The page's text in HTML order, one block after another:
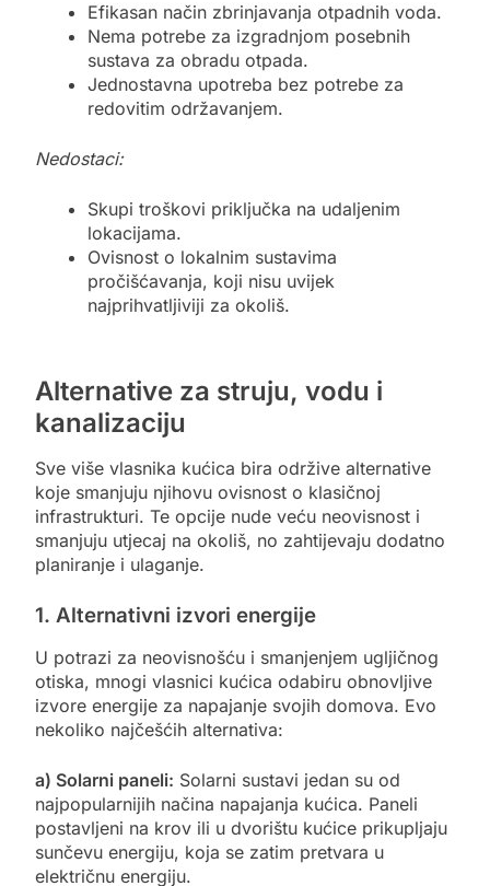
Efikasan način zbrinjavanja otpadnih voda.
Nema potrebe za izgradnjom posebnih
sustava za obradu otpada.
Jednostavna upotreba bez potrebe za
redovitim održavanjem.
Nedostaci:
Skupi troškovi priključka na udaljenim
lokacijama.
Ovisnost o lokalnim sustavima
pročišćavanja, koji nisu uvijek
najprihvatljiviji za okoliš.
Alternative za struju, vodu i
kanalizaciju
Sve više vlasnika kućica bira održive alternative
koje smanjuju njihovu ovisnost o klasičnoj
infrastrukturi. Te opcije nude veću neovisnost i
smanjuju utjecaj na okoliš, no zahtijevaju dodatno
planiranje i ulaganje.
1. Alternativni izvori energije
U potrazi za neovisnošću i smanjenjem ugljičnog
otiska, mnogi vlasnici kućica odabiru obnovljive
izvore energije za napajanje svojih domova. Evo
nekoliko najčešćih alternativa:
a) Solarni paneli: Solarni sustavi jedan su od
najpopularnijih načina napajanja kućica. Paneli
postavljeni na krov ili u dvorištu kućice prikupljaju
sunčevu energiju, koja se zatim pretvara u
električnu energiju.